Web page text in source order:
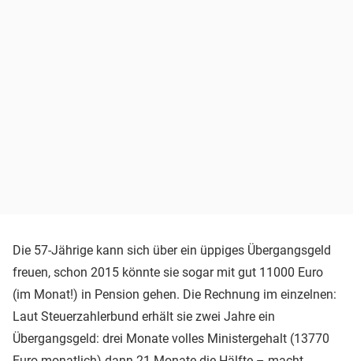
Die 57-Jährige kann sich über ein üppiges Übergangsgeld
freuen, schon 2015 könnte sie sogar mit gut 11000 Euro
(im Monat!) in Pension gehen. Die Rechnung im einzelnen:
Laut Steuerzahlerbund erhält sie zwei Jahre ein
Übergangsgeld: drei Monate volles Ministergehalt (13770